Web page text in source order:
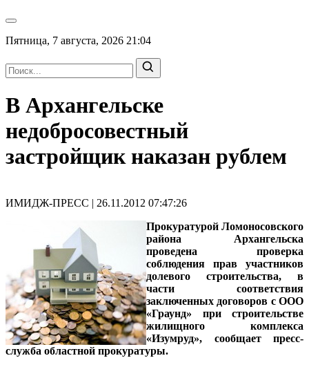
Пятница, 7 августа, 2026 21:04
В Архангельске
недобросовестный
застройщик наказан рублем
ИМИДЖ-ПРЕСС | 26.11.2012 07:47:26
Прокуратурой Ломоносовского
района Архангельска
проведена проверка
соблюдения прав участников
долевого строительства, в
части соответствия
заключенных договоров с ООО
«Граунд» при строительстве
жилищного комплекса
«Изумруд», сообщает пресс-
служба областной прокуратуры.